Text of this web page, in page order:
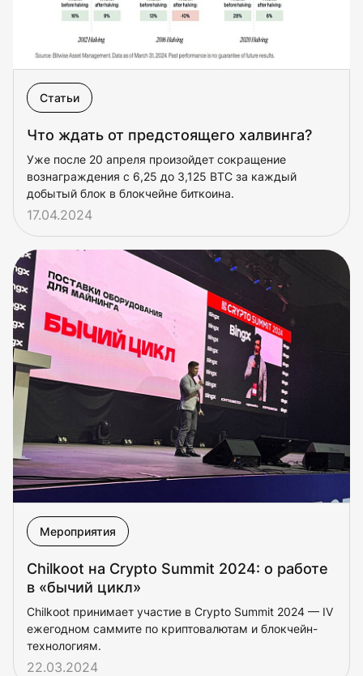
Статьи
Что ждать от предстоящего халвинга?
Уже после 20 апреля произойдет сокращение
вознаграждения с 6,25 до 3,125 BTC за каждый
добытый блок в блокчейне биткоина.
17.04.2024
Мероприятия
Chilkoot на Crypto Summit 2024: о работе
в «бычий цикл»
Chilkoot принимает участие в Crypto Summit 2024 — IV
ежегодном саммите по криптовалютам и блокчейн-
технологиям.
22.03.2024